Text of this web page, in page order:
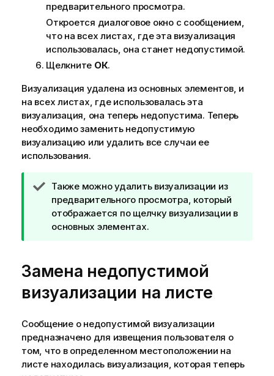
предварительного просмотра.
Откроется диалоговое окно с сообщением,
что на всех листах, где эта визуализация
использовалась, она станет недопустимой.
Щелкните ОК.
Визуализация удалена из основных элементов, и
на всех листах, где использовалась эта
визуализация, она теперь недопустима. Теперь
необходимо заменить недопустимую
визуализацию или удалить все случаи ее
использования.
П
р
и
м
а
н
и
к
п
о
д
Также можно удалить визуализации из
предварительного просмотра, который
отображается по щелчку визуализации в
основных элементах.
Замена недопустимой
визуализации на листе
Сообщение о недопустимой визуализации
предназначено для извещения пользователя о
том, что в определенном местоположении на
листе находилась визуализация, которая теперь